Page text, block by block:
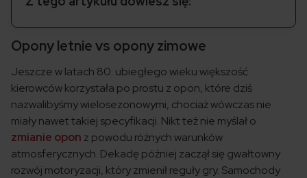
Opony letnie vs opony zimowe
Jeszcze w latach 80. ubiegłego wieku większość
kierowców korzystała po prostu z opon, które dziś
nazwalibyśmy wielosezonowymi, chociaż wówczas nie
miały nawet takiej specyfikacji. Nikt też nie myślał o
zmianie opon z powodu różnych warunków
atmosferycznych. Dekadę później zaczął się gwałtowny
rozwój motoryzacji, który zmienił reguły gry. Samochody